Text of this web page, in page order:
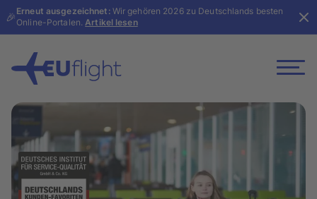
🎉 Erneut ausgezeichnet:Wir gehören 2026 zu Deutschlands besten
Online-Portalen.Artikel lesen